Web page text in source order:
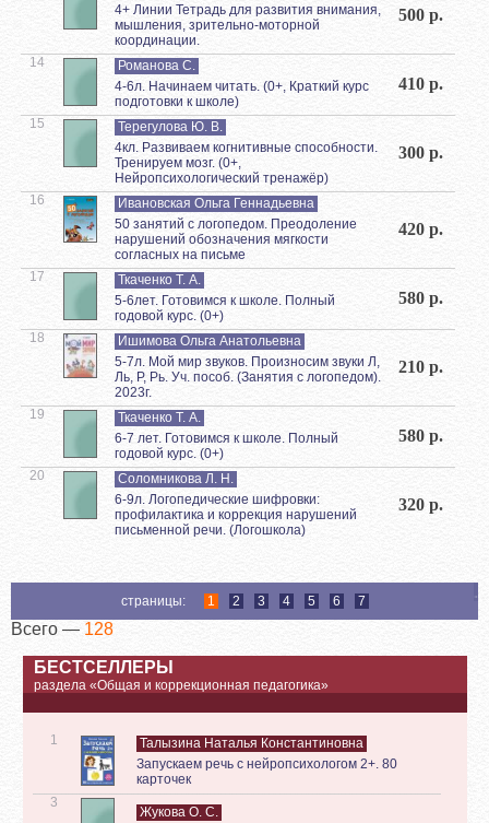
4+ Линии Тетрадь для развития внимания,
мышления, зрительно-моторной
координации.
500 р.
14
Романова С.
4-6л. Начинаем читать. (0+, Краткий курс
подготовки к школе)
410 р.
15
Терегулова Ю. В.
4кл. Развиваем когнитивные способности.
Тренируем мозг. (0+,
Нейропсихологический тренажёр)
300 р.
16
Ивановская Ольга Геннадьевна
50 занятий с логопедом. Преодоление
нарушений обозначения мягкости
согласных на письме
420 р.
17
Ткаченко Т. А.
5-6лет. Готовимся к школе. Полный
годовой курс. (0+)
580 р.
18
Ишимова Ольга Анатольевна
5-7л. Мой мир звуков. Произносим звуки Л,
Ль, Р, Рь. Уч. пособ. (Занятия с логопедом).
2023г.
210 р.
19
Ткаченко Т. А.
6-7 лет. Готовимся к школе. Полный
годовой курс. (0+)
580 р.
20
Соломникова Л. Н.
6-9л. Логопедические шифровки:
профилактика и коррекция нарушений
письменной речи. (Логошкола)
320 р.
страницы: 1 2 3 4 5 6 7
Всего — 128
БЕСТСЕЛЛЕРЫ
раздела «Общая и коррекционная педагогика»
1
Талызина Наталья Константиновна
Запускаем речь с нейропсихологом 2+. 80
карточек
3
Жукова О. С.